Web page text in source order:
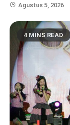
Agustus 5, 2026
4 MINS READ